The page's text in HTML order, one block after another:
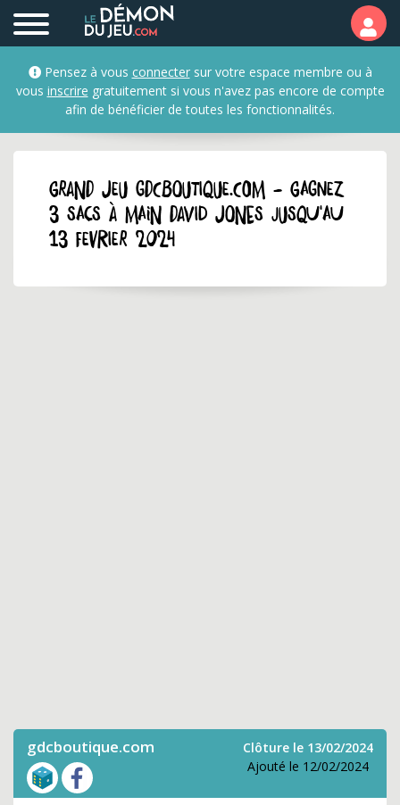
Pensez à vous connectersur votre espace membre ou à
vous inscrire gratuitement si vous n'avez pas encore de compte
afin de bénéficier de toutes les fonctionnalités.
GRAND JEU gdcboutique.com - Gagnez
3 sacs à main David Jones jusqu'au
13 fevrier 2024
gdcboutique.com
Clôture le 13/02/2024
Ajouté le 12/02/2024